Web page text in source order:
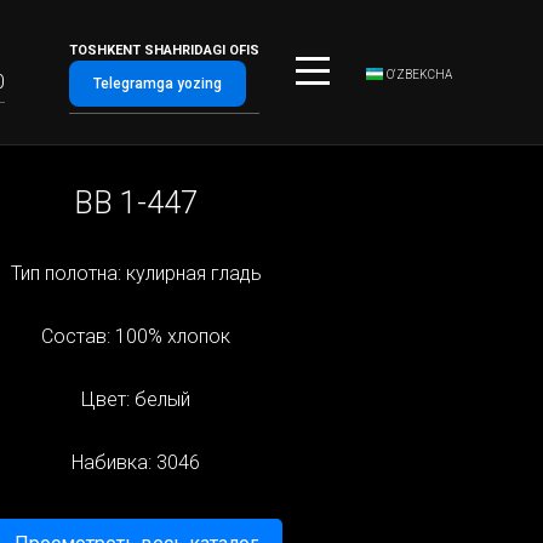
O‘ZBEKCHA
TOSHKENT SHAHRIDAGI OFIS
Telegramga yozing
BB 1-447
Тип полотна: кулирная гладь
Состав: 100% хлопок
Цвет: белый
Набивка: 3046